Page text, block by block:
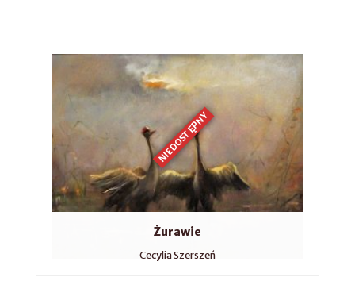
Żurawie
Cecylia Szerszeń
NIEDOSTĘPNY